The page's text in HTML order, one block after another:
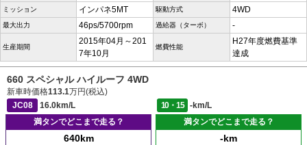
ミッション インパネ5MT 駆動方式 4WD
最大出力 46ps/5700rpm 過給器（ターボ） -
生産期間
2015年04月～201
7年10月
燃費性能
H27年度燃費基準
達成
660 スペシャル ハイルーフ 4WD
新車時価格113.1万円(税込)
JC08
16.0km/L 10・15
-km/L
満タンでどこまで走る？
640km
満タンでどこまで走る？
-km